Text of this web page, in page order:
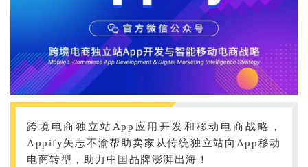
跨境电商独立站App应用开发和移动电商战略，
Appify矢志不渝帮助卖家从传统独立站向App移动
电商转型，助力中国品牌澎湃出海！